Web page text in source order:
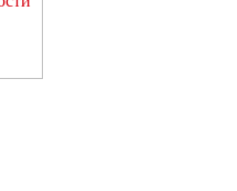
области на сайте